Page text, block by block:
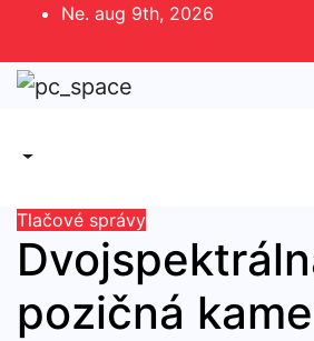
content
Ne. aug 9th, 2026
Tlačové správy
pozičná